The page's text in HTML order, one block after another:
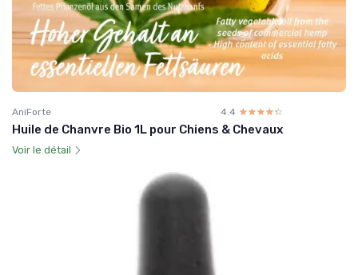
AniForte 4.4 ☆☆☆☆☆
★★★★★
Huile de Chanvre Bio 1L pour Chiens & Chevaux
Voir le détail